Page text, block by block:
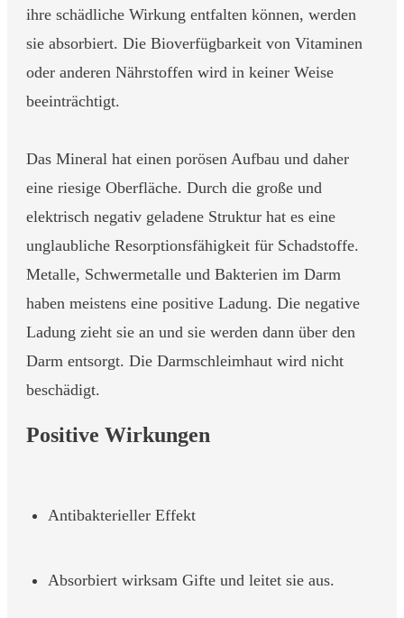
ihre schädliche Wirkung entfalten können, werden
sie absorbiert. Die Bioverfügbarkeit von Vitaminen
oder anderen Nährstoffen wird in keiner Weise
beeinträchtigt.
Das Mineral hat einen porösen Aufbau und daher
eine riesige Oberfläche. Durch die große und
elektrisch negativ geladene Struktur hat es eine
unglaubliche Resorptionsfähigkeit für Schadstoffe.
Metalle, Schwermetalle und Bakterien im Darm
haben meistens eine positive Ladung. Die negative
Ladung zieht sie an und sie werden dann über den
Darm entsorgt. Die Darmschleimhaut wird nicht
beschädigt.
Positive Wirkungen
Antibakterieller Effekt
Absorbiert wirksam Gifte und leitet sie aus.